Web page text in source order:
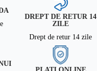
DREPT DE RETUR 14
ZILE
Drept de retur 14 zile